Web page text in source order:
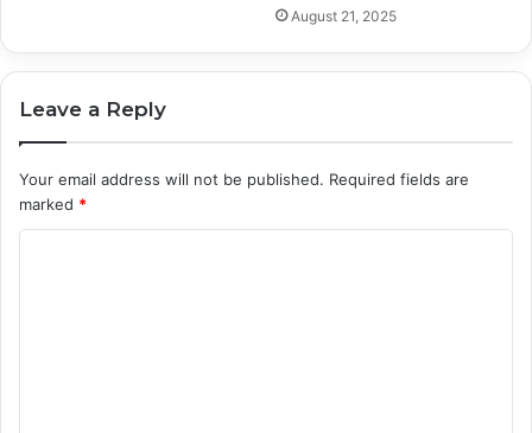
August 21, 2025
Leave a Reply
Your email address will not be published. Required fields are
marked *